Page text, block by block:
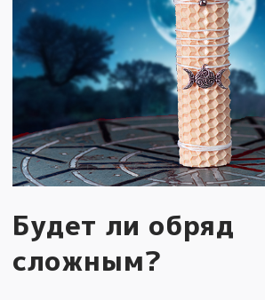
Будет ли обряд
сложным?